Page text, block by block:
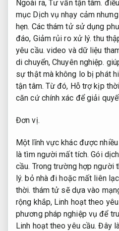
Ngoài ra, Tư vấn tận tâm.
mục Dịch vụ nhạy cảm
hẹn. Các thám tử sử dụng
đáo, Giảm rủi ro xử lý. thu
yêu cầu. video và dữ liệu
di chuyển,Chuyên nghiệp.
sự thật mà không lo bị phát
tận tâm. Từ đó, Hỗ trợ kịp
căn cứ chính xác để giải
Đơn vị.
Một lĩnh vực khác được
là tìm người mất tích.Gói
cầu. Trong trường hợp người
lý. bỏ nhà đi hoặc mất liên
thời. thám tử sẽ dựa vào
rộng khắp, Linh hoạt theo
phương pháp nghiệp vụ để
Linh hoạt theo yêu cầu. Đây